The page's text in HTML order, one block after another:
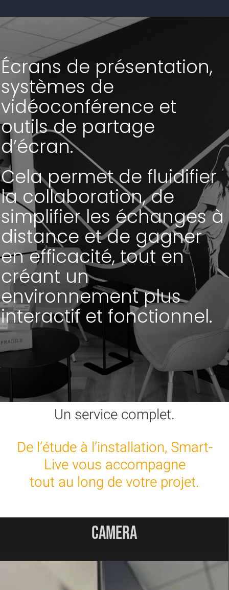
Écrans de présentation,
systèmes de
vidéoconférence et
outils de partage
d’écran.
Cela permet de fluidifier
la collaboration, de
simplifier les échanges à
distance et de gagner
en efficacité, tout en
créant un
environnement plus
interactif et fonctionnel.
Un service complet.
De l’étude à l’installation, Smart-
Live vous accompagne
tout au long de votre projet.
camera